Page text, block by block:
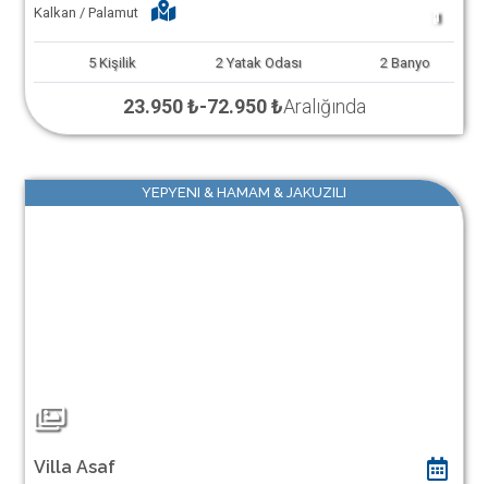
Kalkan / Palamut 1
5 Kişilik 2 Yatak Odası 2 Banyo
23.950 ₺-72.950 ₺Aralığında
YEPYENI & HAMAM & JAKUZILI
Villa Asaf